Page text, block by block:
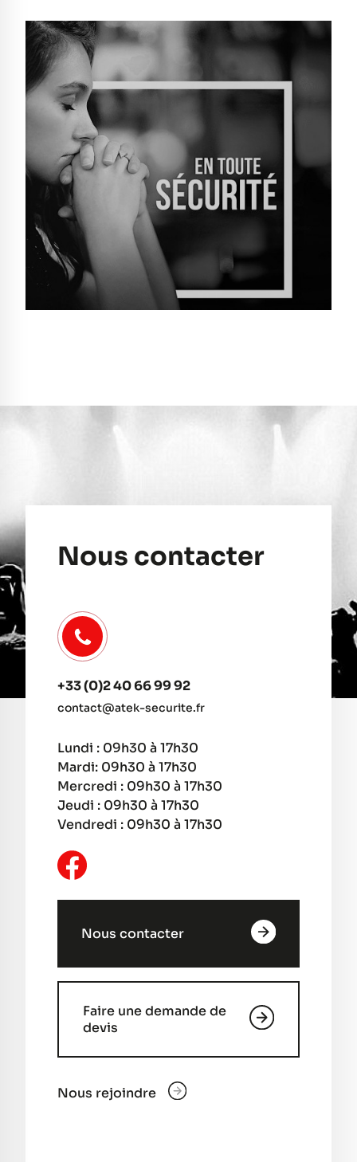
Nous contacter
+33 (0)2 40 66 99 92
contact@atek-securite.fr
Lundi : 09h30 à 17h30
Mardi: 09h30 à 17h30
Mercredi : 09h30 à 17h30
Jeudi : 09h30 à 17h30
Vendredi : 09h30 à 17h30
Nous contacter
Faire une demande de
devis
Nous rejoindre